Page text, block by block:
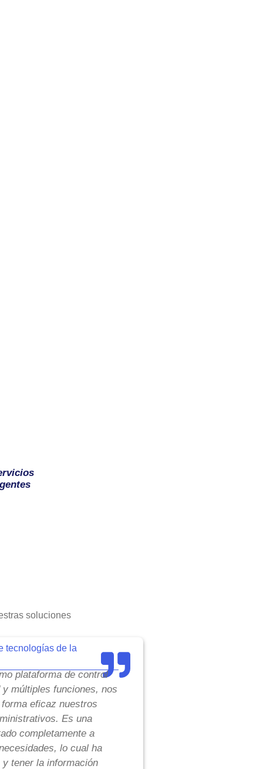
soluciones
tecnologías de la
plataforma de control
múltiples funciones, nos
eficaz nuestros
Es una
completamente a
lo cual ha
tener la información